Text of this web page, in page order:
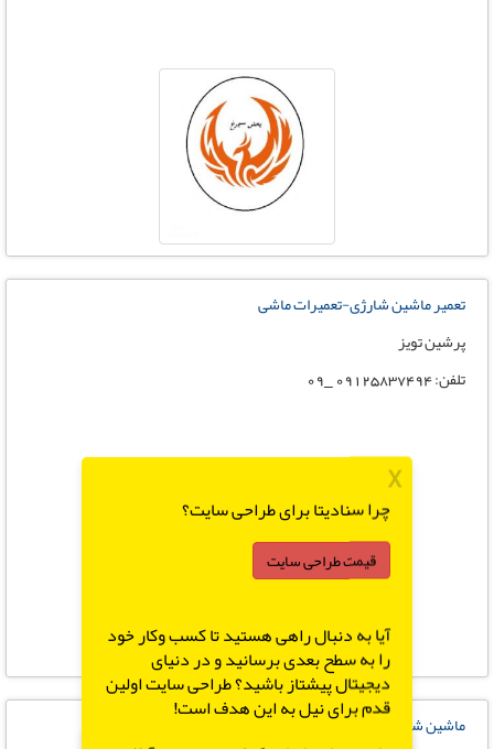
تعمیر ماشین شارژی-تعمیرات ماشی
پرشین تویز
تلفن: 09125837494 _09
ماشین شارژی کودک09125837494
X
چرا سنادیتا برای طراحی سایت؟
قیمت طراحی سایت
آیا به دنبال راهی هستید تا کسب وکار خود
را به سطح بعدی برسانید و در دنیای
دیجیتال پیشتاز باشید؟ طراحی سایت اولین
قدم برای نیل به این هدف است!